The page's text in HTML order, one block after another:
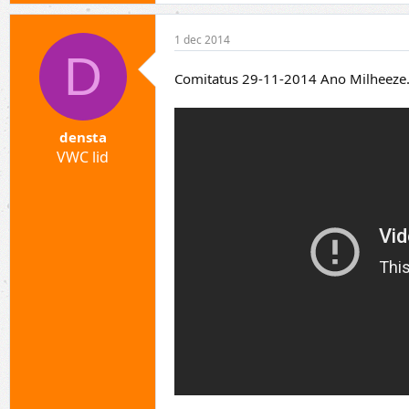
D
densta
VWC lid
1 dec 2014
Comitatus 29-11-2014 Ano Milheeze.